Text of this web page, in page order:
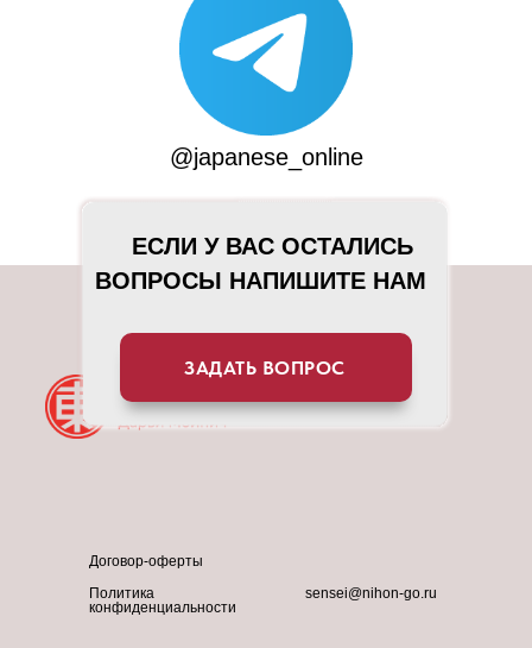
@japanese_online
ЕСЛИ У ВАС ОСТАЛИСЬ
ВОПРОСЫ НАПИШИТЕ НАМ
ЗАДАТЬ ВОПРОС
sensei@nihon-go.ru
ЕСЛИ У ВАС ОСТАЛИСЬ
ВОПРОСЫ НАПИШИТЕ НАМ
ЗАДАТЬ ВОПРОС
Договор-оферты
Политика
конфиденциальности